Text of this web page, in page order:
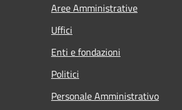
Aree Amministrative
Uffici
Enti e fondazioni
Politici
Personale Amministrativo